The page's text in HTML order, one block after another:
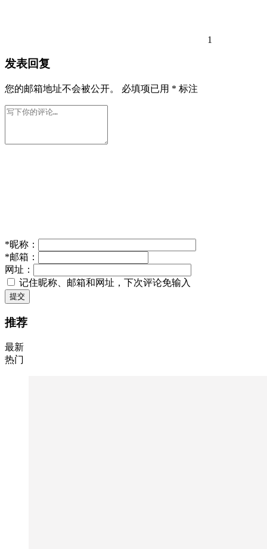
1
发表回复
您的邮箱地址不会被公开。 必填项已用 * 标注
*昵称：
*邮箱：
网址：
记住昵称、邮箱和网址，下次评论免输入
提交
推荐
最新
热门